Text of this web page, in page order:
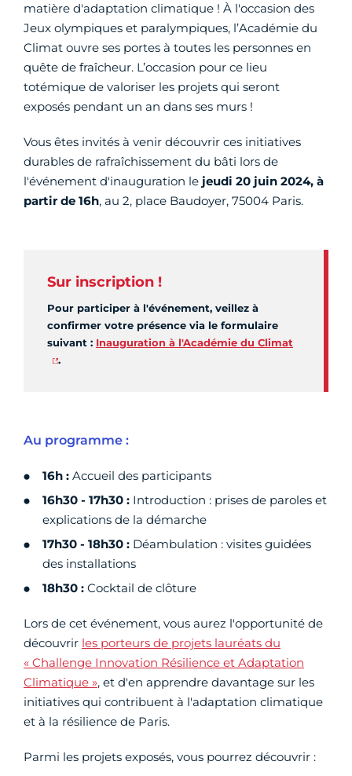
matière d'adaptation climatique ! À l'occasion des
Jeux olympiques et paralympiques, l’Académie du
Climat ouvre ses portes à toutes les personnes en
quête de fraîcheur. L’occasion pour ce lieu
totémique de valoriser les projets qui seront
exposés pendant un an dans ses murs !
Vous êtes invités à venir découvrir ces initiatives
durables de rafraîchissement du bâti lors de
l'événement d'inauguration le jeudi 20 juin 2024, à
partir de 16h, au 2, place Baudoyer, 75004 Paris.
Sur inscription !
Pour participer à l'événement, veillez à
confirmer votre présence via le formulaire
suivant : Inauguration à l'Académie du Climat
.
Au programme :
16h : Accueil des participants
16h30 - 17h30 : Introduction : prises de paroles et
explications de la démarche
17h30 - 18h30 : Déambulation : visites guidées
des installations
18h30 : Cocktail de clôture
Lors de cet événement, vous aurez l'opportunité de
découvrir les porteurs de projets lauréats du
« Challenge Innovation Résilience et Adaptation
Climatique », et d'en apprendre davantage sur les
initiatives qui contribuent à l'adaptation climatique
et à la résilience de Paris.
Parmi les projets exposés, vous pourrez découvrir :